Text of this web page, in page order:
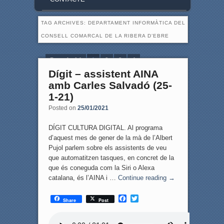
TAG ARCHIVES: DEPARTAMENT INFORMÀTICA DEL
CONSELL COMARCAL DE LA RIBERA D’EBRE
Page 1 of 4 1 2 3 4
Dígit – assistent AINA
amb Carles Salvadó (25-
1-21)
Posted on 25/01/2021
DÍGIT CULTURA DIGITAL. Al programa
d’aquest mes de gener de la mà de l’Albert
Pujol parlem sobre els assistents de veu
que automatitzen tasques, en concret de la
que és coneguda com la Siri o Alexa
catalana, és l’AINA i … Continue reading →
Share Post
F
T